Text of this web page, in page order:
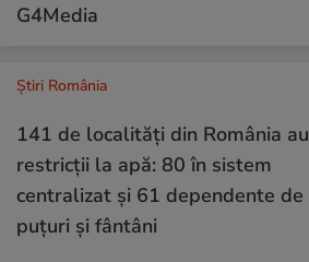
G4Media
Știri România
141 de localități din România au
restricții la apă: 80 în sistem
centralizat și 61 dependente de
puțuri și fântâni